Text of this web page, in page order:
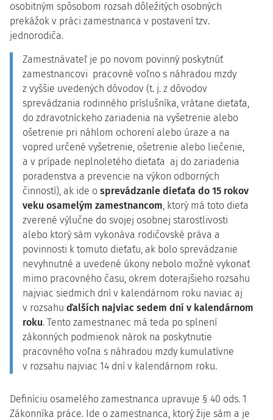
osobitným spôsobom rozsah dôležitých osobných
prekážok v práci zamestnanca v postavení tzv.
jednorodiča.
Zamestnávateľ je po novom povinný poskytnúť
zamestnancovi pracovné voľno s náhradou mzdy
z vyššie uvedených dôvodov (t. j. z dôvodov
sprevádzania rodinného príslušníka, vrátane dieťaťa,
do zdravotníckeho zariadenia na vyšetrenie alebo
ošetrenie pri náhlom ochorení alebo úraze a na
vopred určené vyšetrenie, ošetrenie alebo liečenie,
a v prípade neplnoletého dieťaťa aj do zariadenia
poradenstva a prevencie na výkon odborných
činností), ak ide o sprevádzanie dieťaťa do 15 rokov
veku osamelým zamestnancom, ktorý má toto dieťa
zverené výlučne do svojej osobnej starostlivosti
alebo ktorý sám vykonáva rodičovské práva a
povinnosti k tomuto dieťaťu, ak bolo sprevádzanie
nevyhnutné a uvedené úkony nebolo možné vykonať
mimo pracovného času, okrem doterajšieho rozsahu
najviac siedmich dní v kalendárnom roku naviac aj
v rozsahu ďalších najviac sedem dní v kalendárnom
roku. Tento zamestnanec má teda po splnení
zákonných podmienok nárok na poskytnutie
pracovného voľna s náhradou mzdy kumulatívne
v rozsahu najviac 14 dní v kalendárnom roku.
Definíciu osamelého zamestnanca upravuje § 40 ods. 1
Zákonníka práce. Ide o zamestnanca, ktorý žije sám a je